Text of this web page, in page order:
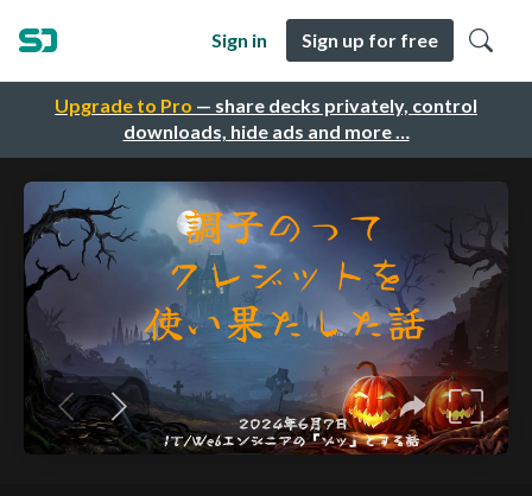
Upgrade to Pro — share decks privately, control
downloads, hide ads and more …
Sign in Sign up for free